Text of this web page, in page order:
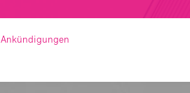
Ankündigungen